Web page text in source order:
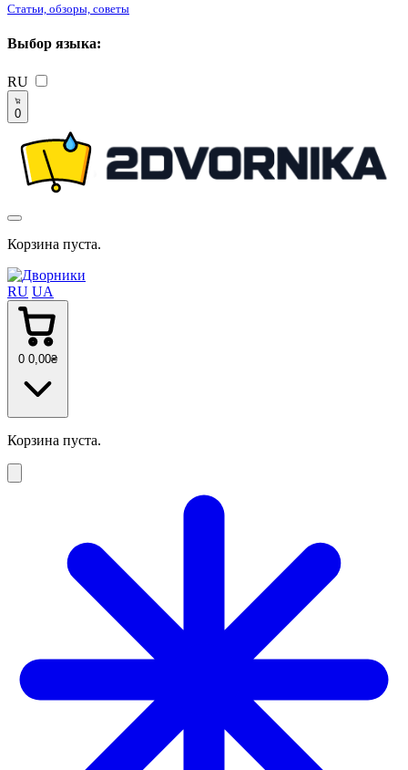
Статьи, обзоры, советы
Выбор языка:
RU
0
Корзина пуста.
RU UA
0 0 ,00₴
Корзина пуста.